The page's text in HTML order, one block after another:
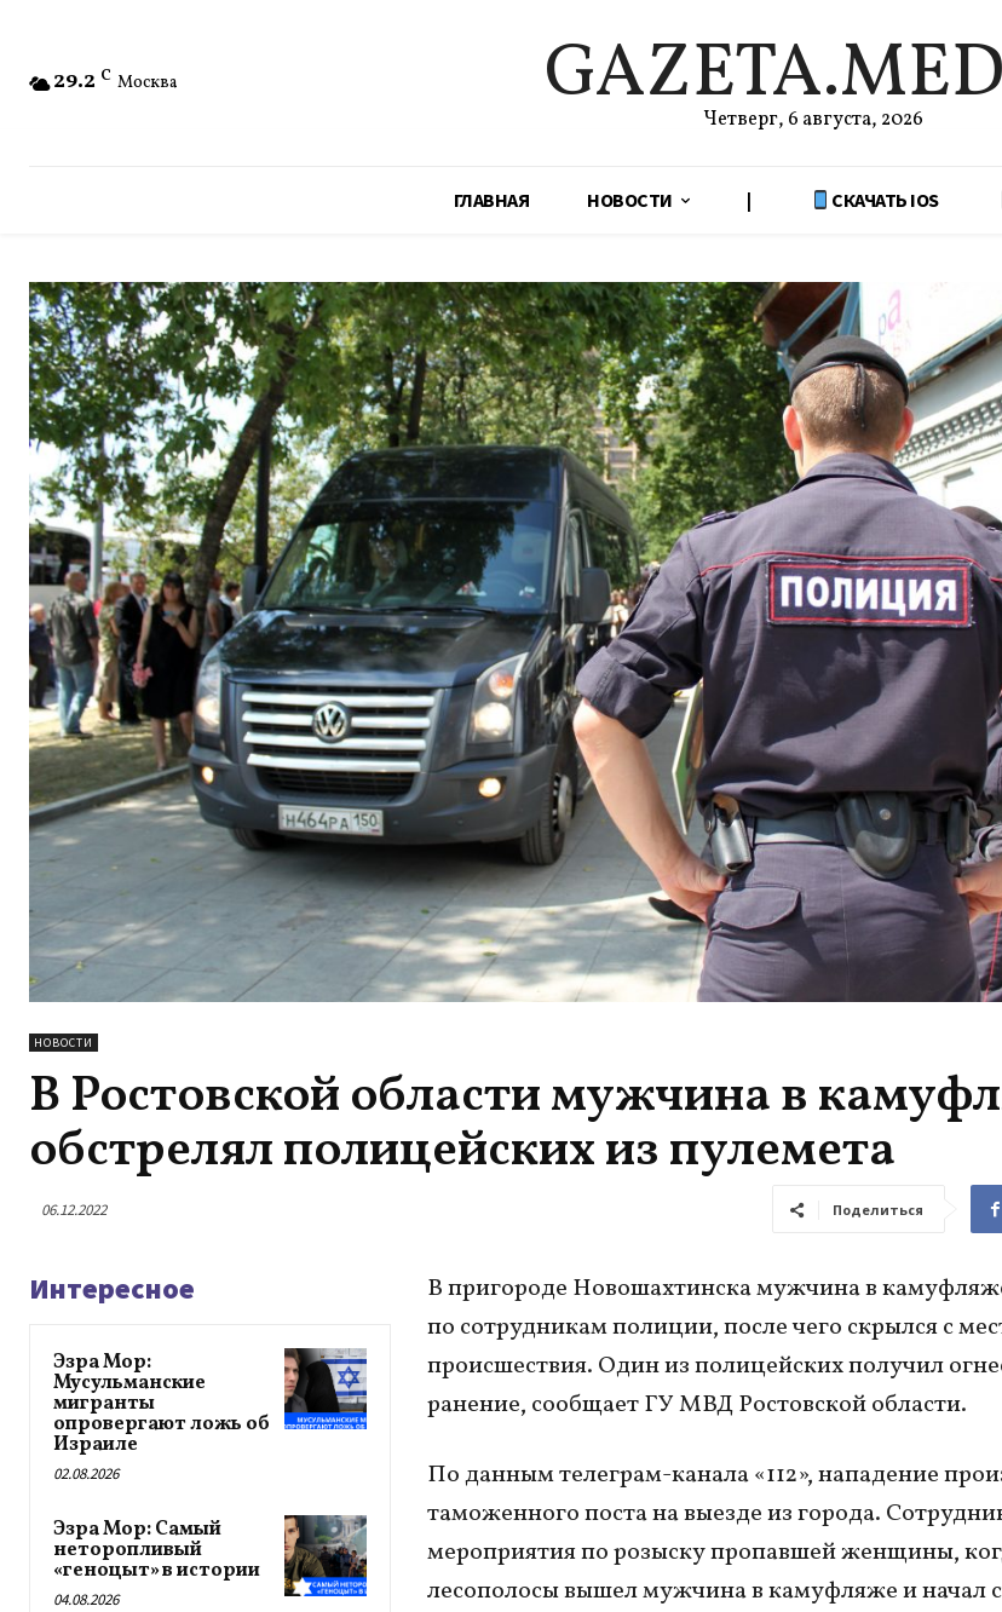
29.2 C Москва
Четверг, 6 августа, 2026
ГЛАВНАЯ НОВОСТИ | СКАЧАТЬ IOS
НОВОСТИ
В Ростовской области мужчина в
обстрелял полицейских из пулемета
06.12.2022 Поделиться
Интересное
Эзра Мор:
Мусульманские
мигранты
опровергают ложь об
Израиле
02.08.2026
Эзра Мор: Самый
неторопливый
«геноцыт» в истории
04.08.2026
В пригороде Новошахтинска мужчина в
по сотрудникам полиции, после чего скрылся с
происшествия. Один из полицейских получил
ранение, сообщает ГУ МВД Ростовской области.
По данным телеграм-канала «112», нападение
таможенного поста на выезде из города.
мероприятия по розыску пропавшей женщины,
лесополосы вышел мужчина в камуфляже и начал